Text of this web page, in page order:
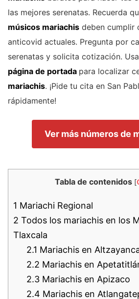
las mejores serenatas. Recuerda
músicos mariachis deben cumplir
anticovid actuales. Pregunta por
serenatas y solicita cotización.
página de portada para localizar
mariachis. ¡Pide tu cita en San
rápidamente!
Ver más números de
Tabla de contenidos [
1 Mariachi Regional
2 Todos los mariachis en los
Tlaxcala
2.1 Mariachis en
2.2 Mariachis en
2.3 Mariachis en Apizaco
2.4 Mariachis en